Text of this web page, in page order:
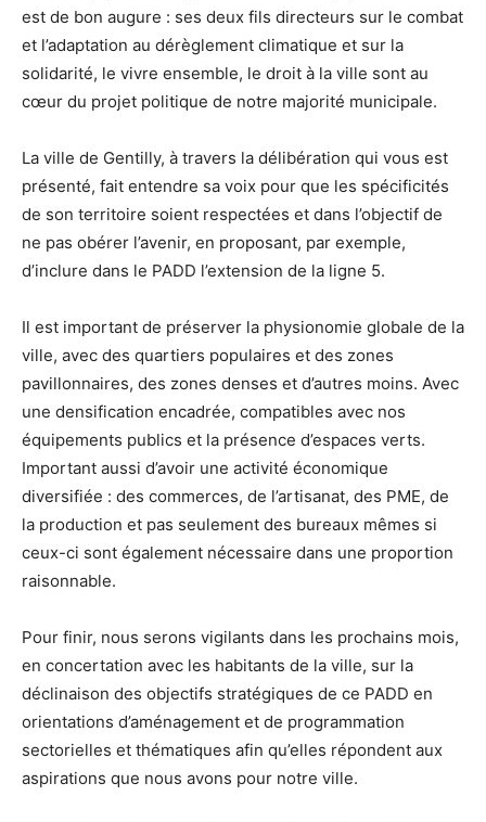
est de bon augure : ses deux fils directeurs sur le combat
et l’adaptation au dérèglement climatique et sur la
solidarité, le vivre ensemble, le droit à la ville sont au
cœur du projet politique de notre majorité municipale.
La ville de Gentilly, à travers la délibération qui vous est
présenté, fait entendre sa voix pour que les spécificités
de son territoire soient respectées et dans l’objectif de
ne pas obérer l’avenir, en proposant, par exemple,
d’inclure dans le PADD l’extension de la ligne 5.
Il est important de préserver la physionomie globale de la
ville, avec des quartiers populaires et des zones
pavillonnaires, des zones denses et d’autres moins. Avec
une densification encadrée, compatibles avec nos
équipements publics et la présence d’espaces verts.
Important aussi d’avoir une activité économique
diversifiée : des commerces, de l’artisanat, des PME, de
la production et pas seulement des bureaux mêmes si
ceux-ci sont également nécessaire dans une proportion
raisonnable.
Pour finir, nous serons vigilants dans les prochains mois,
en concertation avec les habitants de la ville, sur la
déclinaison des objectifs stratégiques de ce PADD en
orientations d’aménagement et de programmation
sectorielles et thématiques afin qu’elles répondent aux
aspirations que nous avons pour notre ville.